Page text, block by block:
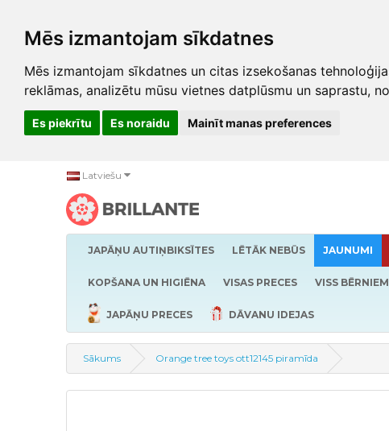
Mēs izmantojam sīkdatnes
Mēs izmantojam sīkdatnes un citas izsekošanas
reklāmas, analizētu mūsu vietnes datplūsmu un saprastu,
Es piekrītu Es noraidu Mainīt manas preferences
Latviešu
JAPĀŅU AUTIŅBIKSĪTES LĒTĀK NEBŪS JAUNUMI
KOPŠANA UN HIGIĒNA VISAS PRECES VISS BĒRNIEM
JAPĀŅU PRECES DĀVANU IDEJAS
Sākums Orange tree toys ott12145 piramīda